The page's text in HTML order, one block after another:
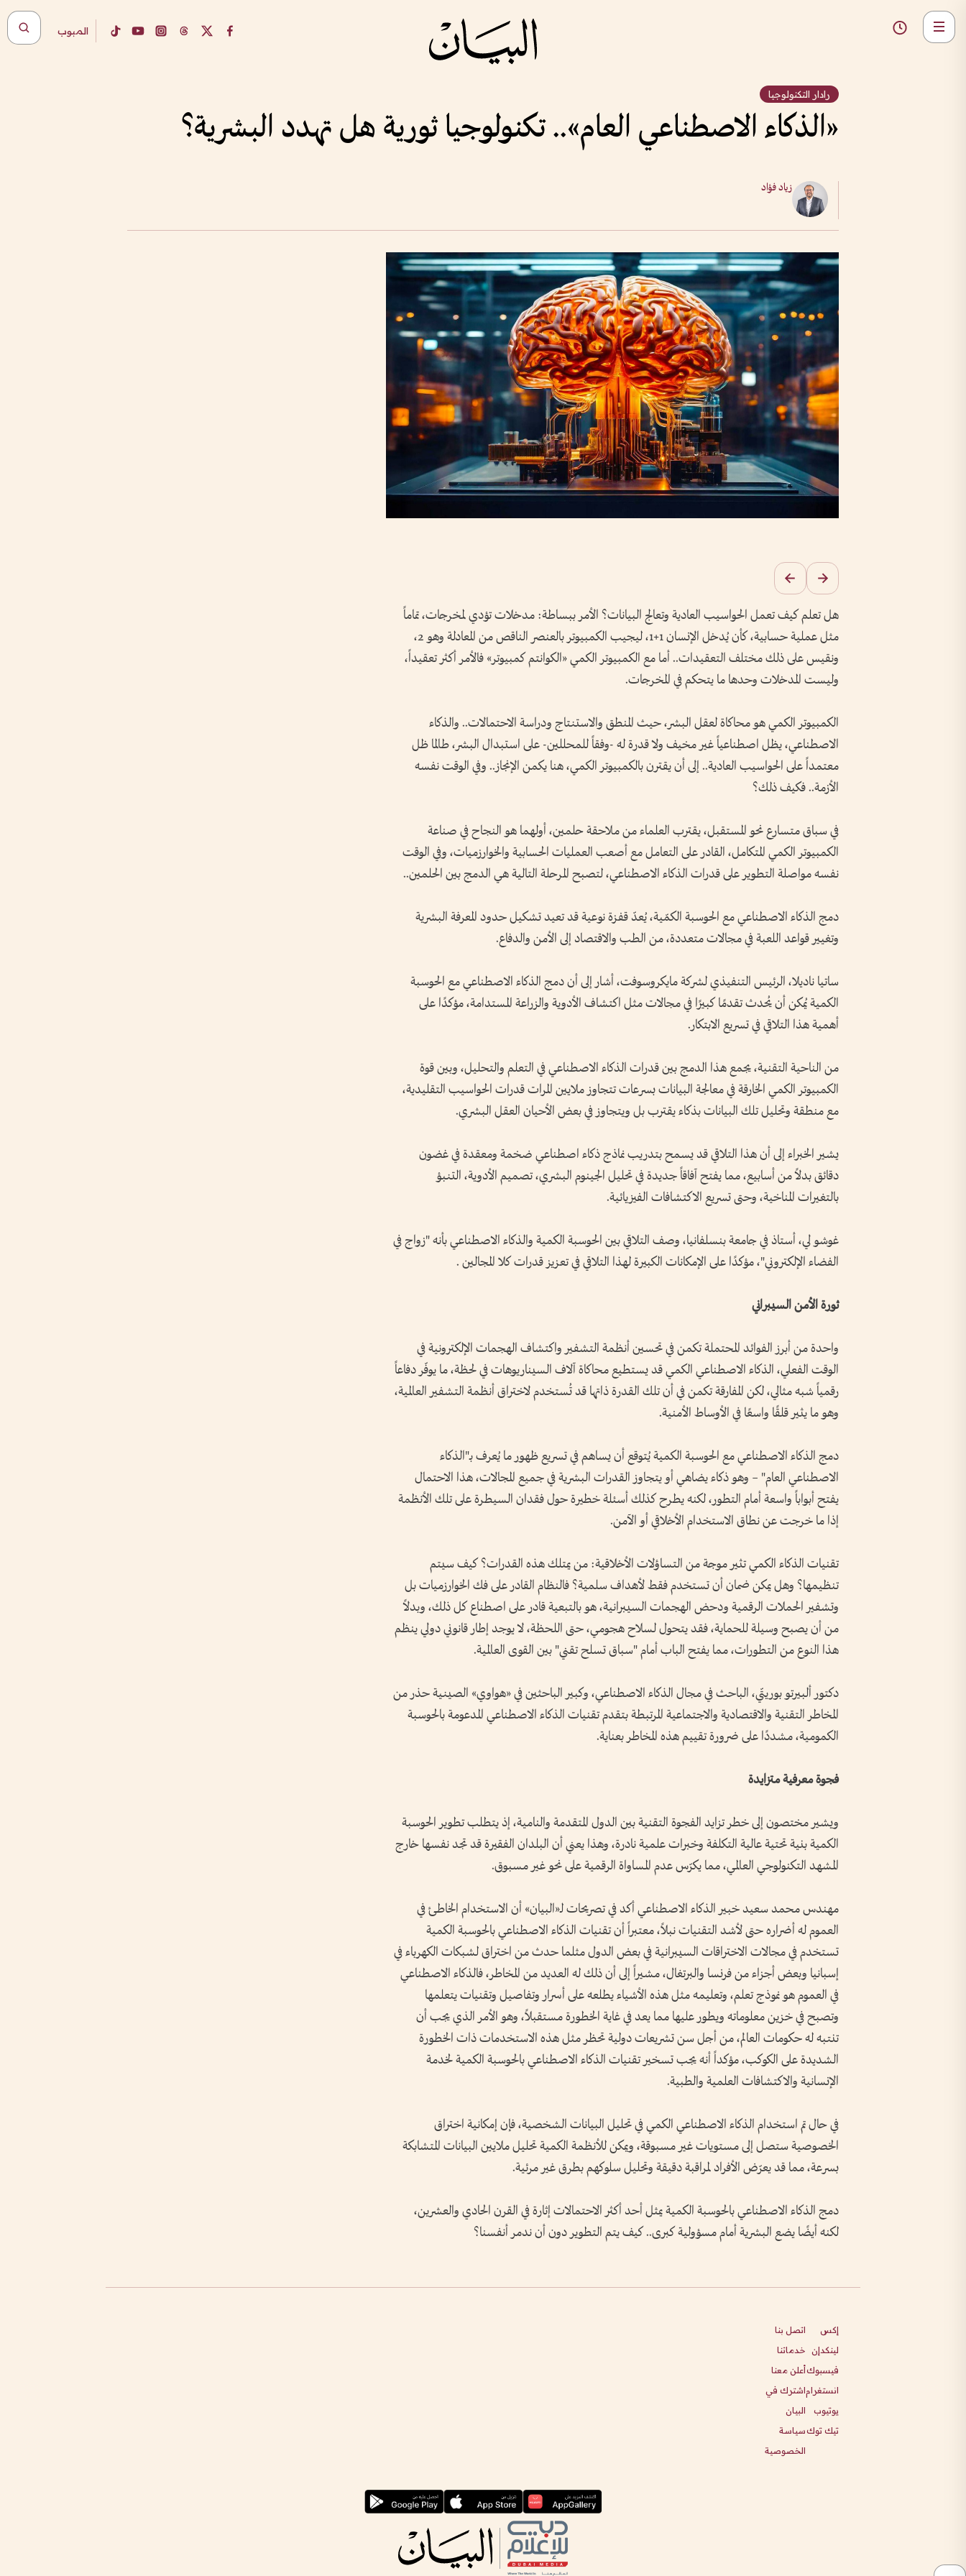
المبوب
رادار التكنولوجيا
«الذكاء الاصطناعي العام».. تكنولوجيا ثورية هل تهدد البشرية؟
زياد فؤاد
هل تعلم كيف تعمل الحواسيب العادية وتعالج البيانات؟ الأمر ببساطة: مدخلات تؤدي لمخرجات، تماماً
مثل عملية حسابية، كأن يُدخل الإنسان 1+1، ليجيب الكمبيوتر بالعنصر الناقص من المعادلة وهو 2،
ونقيس على ذلك مختلف التعقيدات.. أما مع الكمبيوتر الكمي «الكوانتم كمبيوتر» فالأمر أكثر تعقيداً،
وليست المدخلات وحدها ما يتحكم في المخرجات.
الكمبيوتر الكمي هو محاكاة لعقل البشر، حيث المنطق والاستنتاج ودراسة الاحتمالات.. والذكاء
الاصطناعي، يظل اصطناعياً غير مخيف ولا قدرة له -وفقاً للمحللين- على استبدال البشر، طالما ظل
معتمداً على الحواسيب العادية.. إلى أن يقترن بالكمبيوتر الكمي، هنا يكمن الإنجاز.. وفي الوقت نفسه
الأزمة.. فكيف ذلك؟
في سباق متسارع نحو المستقبل، يقترب العلماء من ملاحقة حلمين، أولهما هو النجاح في صناعة
الكمبيوتر الكمي المتكامل، القادر على التعامل مع أصعب العمليات الحسابية والخوارزميات، وفي الوقت
نفسه مواصلة التطوير على قدرات الذكاء الاصطناعي، لتصبح المرحلة التالية هي الدمج بين الحلمين..
دمج الذكاء الاصطناعي مع الحوسبة الكمّية، يُعدّ قفزة نوعية قد تعيد تشكيل حدود المعرفة البشرية
وتغيير قواعد اللعبة في مجالات متعددة، من الطب والاقتصاد إلى الأمن والدفاع.
ساتيا ناديلا، الرئيس التنفيذي لشركة مايكروسوفت، أشار إلى أن دمج الذكاء الاصطناعي مع الحوسبة
الكمية يُمكن أن يُحدث تقدمًا كبيرًا في مجالات مثل اكتشاف الأدوية والزراعة المستدامة، مؤكدًا على
أهمية هذا التلاقي في تسريع الابتكار.
من الناحية التقنية، يجمع هذا الدمج بين قدرات الذكاء الاصطناعي في التعلم والتحليل، وبين قوة
الكمبيوتر الكمي الخارقة في معالجة البيانات بسرعات تتجاوز ملايين المرات قدرات الحواسيب التقليدية،
مع منطقة وتحليل تلك البيانات بذكاء يقترب بل ويتجاوز في بعض الأحيان العقل البشري.
يشير الخبراء إلى أن هذا التلاقي قد يسمح بتدريب نماذج ذكاء اصطناعي ضخمة ومعقدة في غضون
دقائق بدلاً من أسابيع، مما يفتح آفاقاً جديدة في تحليل الجينوم البشري، تصميم الأدوية، التنبؤ
بالتغيرات المناخية، وحتى تسريع الاكتشافات الفيزيائية.
غوشو لي، أستاذ في جامعة بنسلفانيا، وصف التلاقي بين الحوسبة الكمية والذكاء الاصطناعي بأنه "زواج في
الفضاء الإلكتروني"، مؤكدًا على الإمكانات الكبيرة لهذا التلاقي في تعزيز قدرات كلا المجالين .
ثورة الأمن السيبراني
واحدة من أبرز الفوائد المحتملة تكمن في تحسين أنظمة التشفير واكتشاف الهجمات الإلكترونية في
الوقت الفعلي، الذكاء الاصطناعي الكمي قد يستطيع محاكاة آلاف السيناريوهات في لحظة، ما يوفّر دفاعاً
رقمياً شبه مثالي، لكن المفارقة تكمن في أن تلك القدرة ذاتها قد تُستخدم لاختراق أنظمة التشفير العالمية،
وهو ما يثير قلقًا واسعًا في الأوساط الأمنية.
دمج الذكاء الاصطناعي مع الحوسبة الكمية يُتوقع أن يساهم في تسريع ظهور ما يُعرف بـ"الذكاء
الاصطناعي العام" – وهو ذكاء يضاهي أو يتجاوز القدرات البشرية في جميع المجالات، هذا الاحتمال
يفتح أبواباً واسعة أمام التطور، لكنه يطرح كذلك أسئلة خطيرة حول فقدان السيطرة على تلك الأنظمة
إذا ما خرجت عن نطاق الاستخدام الأخلاقي أو الآمن.
تقنيات الذكاء الكمي تثير موجة من التساؤلات الأخلاقية: من يمتلك هذه القدرات؟ كيف سيتم
تنظيمها؟ وهل يمكن ضمان أن تستخدم فقط لأهداف سلمية؟ فالنظام القادر على فك الخوارزميات بل
وتشفير الحملات الرقمية ودحض الهجمات السيبرانية، هو بالتبعية قادر على اصطناع كل ذلك، وبدلاً
من أن يصبح وسيلة للحماية، فقد يتحول لسلاح هجومي، حتى اللحظة، لا يوجد إطار قانوني دولي ينظم
هذا النوع من التطورات، مما يفتح الباب أمام "سباق تسلح تقني" بين القوى العالمية.
دكتور ألبيرتو بوريتّي، الباحث في مجال الذكاء الاصطناعي، وكبير الباحثين في «هواوي» الصينية حذر من
المخاطر التقنية والاقتصادية والاجتماعية المرتبطة بتقدم تقنيات الذكاء الاصطناعي المدعومة بالحوسبة
الكمومية، مشددًا على ضرورة تقييم هذه المخاطر بعناية.
فجوة معرفية متزايدة
ويشير مختصون إلى خطر تزايد الفجوة التقنية بين الدول المتقدمة والنامية، إذ يتطلب تطوير الحوسبة
الكمية بنية تحتية عالية التكلفة وخبرات علمية نادرة، وهذا يعني أن البلدان الفقيرة قد تجد نفسها خارج
المشهد التكنولوجي العالمي، مما يكرّس عدم المساواة الرقمية على نحو غير مسبوق.
مهندس محمد سعيد خبير الذكاء الاصطناعي أكد في تصريحات لـ«البيان» أن الاستخدام الخاطئ في
العموم له أضراره حتى لأشد التقنيات نبلاً، معتبراً أن تقنيات الذكاء الاصطناعي بالحوسبة الكمية
تستخدم في مجالات الاختراقات السيبرانية في بعض الدول مثلما حدث من اختراق لشبكات الكهرباء في
إسبانيا وبعض أجزاء من فرنسا والبرتغال، مشيراً إلى أن ذلك له العديد من المخاطر، فالذكاء الاصطناعي
في العموم هو نموذج تعلم، وتعليمه مثل هذه الأشياء يطلعه على أسرار وتفاصيل وتقنيات يتعلمها
وتصبح في خزين معلوماته ويطور عليها مما يعد في غاية الخطورة مستقبلاً، وهو الأمر الذي يجب أن
تنتبه له حكومات العالم، من أجل سن تشريعات دولية تحظر مثل هذه الاستخدمات ذات الخطورة
الشديدة على الكوكب، مؤكداً أنه يجب تسخير تقنيات الذكاء الاصطناعي بالحوسبة الكمية لخدمة
الإنسانية والاكتشافات العلمية والطبية.
في حال تم استخدام الذكاء الاصطناعي الكمي في تحليل البيانات الشخصية، فإن إمكانية اختراق
الخصوصية ستصل إلى مستويات غير مسبوقة، ويمكن للأنظمة الكمية تحليل ملايين البيانات المتشابكة
بسرعة، مما قد يعرّض الأفراد لمراقبة دقيقة وتحليل سلوكهم بطرق غير مرئية.
دمج الذكاء الاصطناعي بالحوسبة الكمية يمثل أحد أكثر الاحتمالات إثارة في القرن الحادي والعشرين،
لكنه أيضًا يضع البشرية أمام مسؤولية كبرى.. كيف يتم التطوير دون أن ندمر أنفسنا؟
إكس
لينكدإن
فيسبوك
انستغرام
يوتيوب
تيك توك
اتصل بنا
خدماتنا
أعلن معنا
اشترك في
البيان
سياسة
الخصوصية